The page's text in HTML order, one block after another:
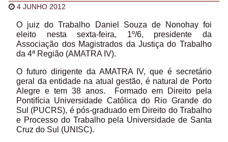
4 JUNHO 2012
O juiz do Trabalho Daniel Souza de Nonohay foi
eleito nesta sexta-feira, 1º/6, presidente da
Associação dos Magistrados da Justiça do Trabalho
da 4ª Região (AMATRA IV).
O futuro dirigente da AMATRA IV, que é secretário
geral da entidade na atual gestão, é natural de Porto
Alegre e tem 38 anos. Formado em Direito pela
Pontifícia Universidade Católica do Rio Grande do
Sul (PUCRS), é pós-graduado em Direito do Trabalho
e Processo do Trabalho pela Universidade de Santa
Cruz do Sul (UNISC).